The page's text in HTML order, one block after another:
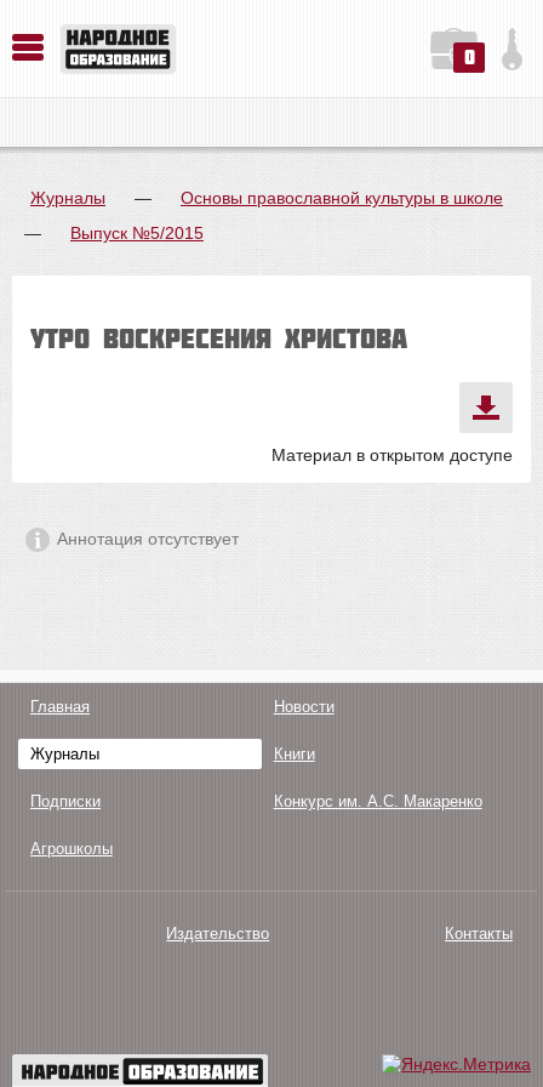
0
Журналы —
Основы православной культуры в школе
—
Выпуск №5/2015
Утро Воскресения Христова
Материал в открытом доступе
Аннотация отсутствует
Главная Новости
Журналы Книги
Подписки Конкурс им. А.С. Макаренко
Агрошколы
Издательство Контакты